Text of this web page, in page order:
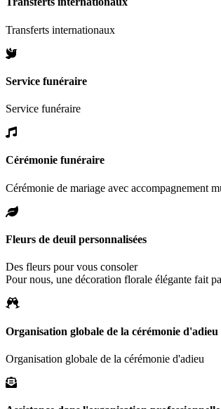
Transferts internationaux
Service funéraire
Service funéraire
Cérémonie funéraire
Cérémonie de mariage avec accompagnement
Fleurs de deuil personnalisées
Des fleurs pour vous consoler
Pour nous, une décoration florale élégante fait
Organisation globale de la cérémonie d'adieu
Organisation globale de la cérémonie d'adieu